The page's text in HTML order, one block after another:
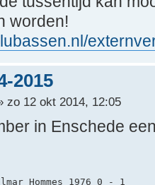
worden!
2015
zo 12 okt 2014, 12:05
in Enschede
Hommes 1976 0 - 1